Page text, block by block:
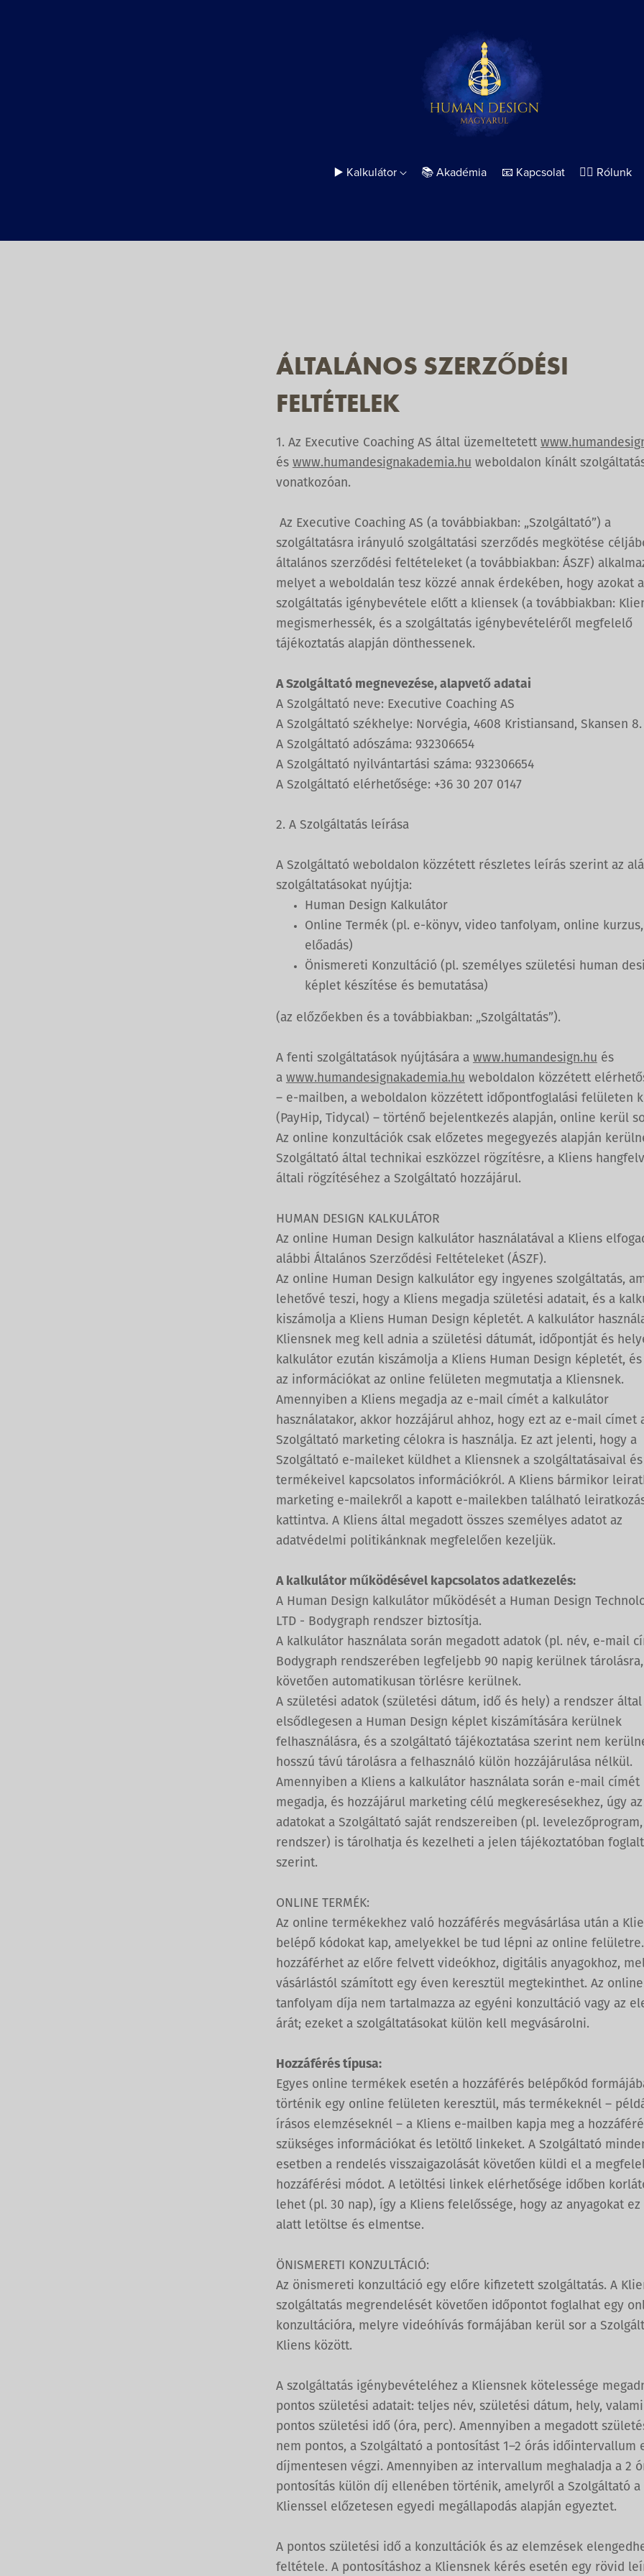
▶️ Kalkulátor 📚 Akadémia 📧 Kapcsolat 🙋‍♀️ Rólunk
ÁLTALÁNOS SZERZŐDÉSI
FELTÉTELEK
1. Az Executive Coaching AS által üzemeltetett
és www.humandesignakademia.hu weboldalon kínált
vonatkozóan.
Az Executive Coaching AS (a továbbiakban: „Szolgáltató”) a
szolgáltatásra irányuló szolgáltatási szerződés megkötése
általános szerződési feltételeket (a továbbiakban: ÁSZF)
melyet a weboldalán tesz közzé annak érdekében, hogy azokat a
szolgáltatás igénybevétele előtt a kliensek (a továbbiakban:
megismerhessék, és a szolgáltatás igénybevételéről megfelelő
tájékoztatás alapján dönthessenek.
A Szolgáltató megnevezése, alapvető adatai
A Szolgáltató neve: Executive Coaching AS
A Szolgáltató székhelye: Norvégia, 4608 Kristiansand, Skansen 8.
A Szolgáltató adószáma: 932306654
A Szolgáltató nyilvántartási száma: 932306654
A Szolgáltató elérhetősége: +36 30 207 0147
2. A Szolgáltatás leírása
A Szolgáltató weboldalon közzétett részletes leírás szerint az
szolgáltatásokat nyújtja:
Human Design Kalkulátor
Online Termék (pl. e-könyv, video tanfolyam, online kurzus,
előadás)
Önismereti Konzultáció (pl. személyes születési human
képlet készítése és bemutatása)
(az előzőekben és a továbbiakban: „Szolgáltatás”).
A fenti szolgáltatások nyújtására a www.humandesign.hu és
a www.humandesignakademia.hu weboldalon közzétett
– e-mailben, a weboldalon közzétett időpontfoglalási felületen
(PayHip, Tidycal) – történő bejelentkezés alapján, online kerül
Az online konzultációk csak előzetes megegyezés alapján
Szolgáltató által technikai eszközzel rögzítésre, a Kliens
általi rögzítéséhez a Szolgáltató hozzájárul.
HUMAN DESIGN KALKULÁTOR
Az online Human Design kalkulátor használatával a Kliens
alábbi Általános Szerződési Feltételeket (ÁSZF).
Az online Human Design kalkulátor egy ingyenes szolgáltatás,
lehetővé teszi, hogy a Kliens megadja születési adatait, és a
kiszámolja a Kliens Human Design képletét. A kalkulátor
Kliensnek meg kell adnia a születési dátumát, időpontját és
kalkulátor ezután kiszámolja a Kliens Human Design képletét,
az információkat az online felületen megmutatja a Kliensnek.
Amennyiben a Kliens megadja az e-mail címét a kalkulátor
használatakor, akkor hozzájárul ahhoz, hogy ezt az e-mail címet
Szolgáltató marketing célokra is használja. Ez azt jelenti, hogy a
Szolgáltató e-maileket küldhet a Kliensnek a szolgáltatásaival és
termékeivel kapcsolatos információkról. A Kliens bármikor
marketing e-mailekről a kapott e-mailekben található
kattintva. A Kliens által megadott összes személyes adatot az
adatvédelmi politikánknak megfelelően kezeljük.
A kalkulátor működésével kapcsolatos adatkezelés:
A Human Design kalkulátor működését a Human Design
LTD - Bodygraph rendszer biztosítja.
A kalkulátor használata során megadott adatok (pl. név, e-mail
Bodygraph rendszerében legfeljebb 90 napig kerülnek
követően automatikusan törlésre kerülnek.
A születési adatok (születési dátum, idő és hely) a rendszer által
elsődlegesen a Human Design képlet kiszámítására kerülnek
felhasználásra, és a szolgáltató tájékoztatása szerint nem
hosszú távú tárolásra a felhasználó külön hozzájárulása nélkül.
Amennyiben a Kliens a kalkulátor használata során e-mail címét
megadja, és hozzájárul marketing célú megkeresésekhez, úgy az
adatokat a Szolgáltató saját rendszereiben (pl. levelezőprogram,
rendszer) is tárolhatja és kezelheti a jelen tájékoztatóban
szerint.
ONLINE TERMÉK:
Az online termékekhez való hozzáférés megvásárlása után a
belépő kódokat kap, amelyekkel be tud lépni az online
hozzáférhet az előre felvett videókhoz, digitális anyagokhoz,
vásárlástól számított egy éven keresztül megtekinthet. Az online
tanfolyam díja nem tartalmazza az egyéni konzultáció vagy az
árát; ezeket a szolgáltatásokat külön kell megvásárolni.
Hozzáférés típusa:
Egyes online termékek esetén a hozzáférés belépőkód
történik egy online felületen keresztül, más termékeknél –
írásos elemzéseknél – a Kliens e-mailben kapja meg a
szükséges információkat és letöltő linkeket. A Szolgáltató
esetben a rendelés visszaigazolását követően küldi el a
hozzáférési módot. A letöltési linkek elérhetősége időben
lehet (pl. 30 nap), így a Kliens felelőssége, hogy az anyagokat ez
alatt letöltse és elmentse.
ÖNISMERETI KONZULTÁCIÓ:
Az önismereti konzultáció egy előre kifizetett szolgáltatás. A
szolgáltatás megrendelését követően időpontot foglalhat egy
konzultációra, melyre videóhívás formájában kerül sor a
Kliens között.
A szolgáltatás igénybevételéhez a Kliensnek kötelessége
pontos születési adatait: teljes név, születési dátum, hely,
pontos születési idő (óra, perc). Amennyiben a megadott
nem pontos, a Szolgáltató a pontosítást 1–2 órás időintervallum
díjmentesen végzi. Amennyiben az intervallum meghaladja a 2
pontosítás külön díj ellenében történik, amelyről a Szolgáltató a
Klienssel előzetesen egyedi megállapodás alapján egyeztet.
A pontos születési idő a konzultációk és az elemzések
feltétele. A pontosításhoz a Kliensnek kérés esetén egy rövid